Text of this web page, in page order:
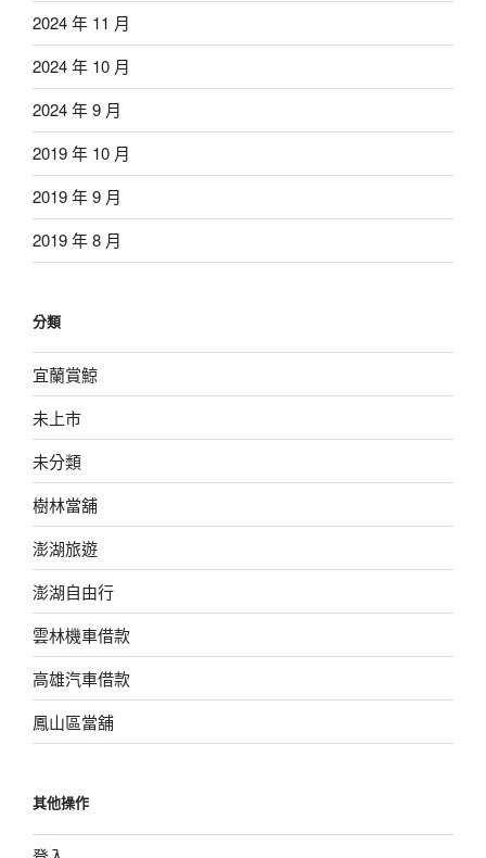
2024 年 11 月
2024 年 10 月
2024 年 9 月
2019 年 10 月
2019 年 9 月
2019 年 8 月
分類
宜蘭賞鯨
未上市
未分類
樹林當舖
澎湖旅遊
澎湖自由行
雲林機車借款
高雄汽車借款
鳳山區當舖
其他操作